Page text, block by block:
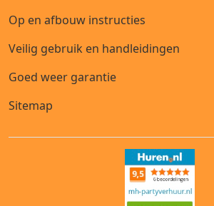
Op en afbouw instructies
Veilig gebruik en handleidingen
Goed weer garantie
Sitemap